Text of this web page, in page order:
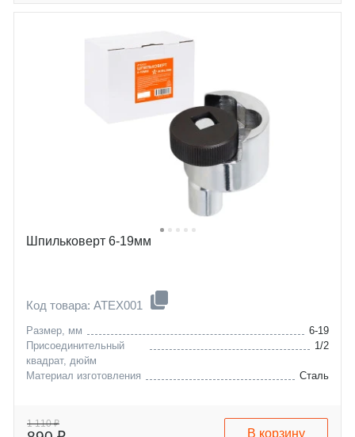
Шпильковерт 6-19мм
Код товара: ATEX001
Размер, мм
6-19
Присоединительный
квадрат, дюйм
1/2
Материал изготовления Сталь
1 110 ₽
В корзину